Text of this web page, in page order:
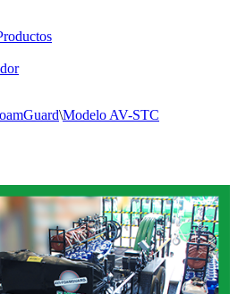
\Modelo AV-STC